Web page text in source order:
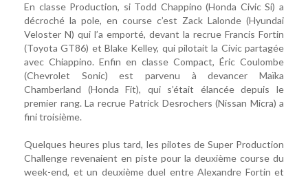
En classe Production, si Todd Chappino (Honda Civic Si) a
décroché la pole, en course c’est Zack Lalonde (Hyundai
Veloster N) qui l’a emporté, devant la recrue Francis Fortin
(Toyota GT86) et Blake Kelley, qui pilotait la Civic partagée
avec Chiappino. Enfin en classe Compact, Éric Coulombe
(Chevrolet Sonic) est parvenu à devancer Maïka
Chamberland (Honda Fit), qui s’était élancée depuis le
premier rang. La recrue Patrick Desrochers (Nissan Micra) a
fini troisième.
Quelques heures plus tard, les pilotes de Super Production
Challenge revenaient en piste pour la deuxième course du
week-end, et un deuxième duel entre Alexandre Fortin et